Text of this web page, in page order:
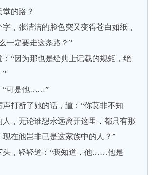
的路？
张洁洁的脸色突又变得苍白如纸，
一定要走这条路？”
因为那也是经典上记载的规矩，绝
”
可是他……”
断了她的话，道：“你莫非不知
人，无论谁想永远离开这里，都只有那
现在他岂非已是这家族中的人？”
，轻轻道：“我知道，他……他是